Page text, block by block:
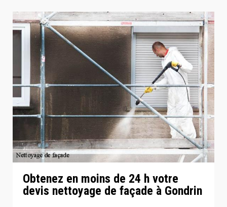
Obtenez en moins de 24 h votre
devis nettoyage de façade à Gondrin